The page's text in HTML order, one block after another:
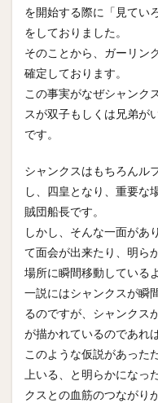
を開始する際に「見てい
をしておりました。
そのことから、ガーリン
確定しております。
この事実がなぜシャンク
スが双子もしくは兄弟が
です。
シャンクスはもちろんル
し、四皇となり、重要な
賊団船長です。
しかし、そんな一面があ
て面会が出来たり、明ら
場所に瞬間移動している
一説にはシャンクスが瞬
るのですが、シャンクス
が描かれているのであれ
このような仮説があった
上いる、と明らかになっ
クスとの血筋のつながり